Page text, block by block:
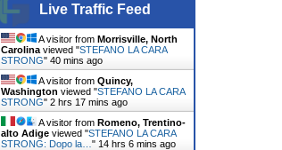
Live Traffic Feed
A visitor from Morrisville, North
Carolina viewed "STEFANO LA CARA
STRONG" 40 mins ago
A visitor from Quincy,
Washington viewed "STEFANO LA CARA
STRONG" 2 hrs 17 mins ago
A visitor from Romeno, Trentino-
alto Adige viewed "STEFANO LA CARA
STRONG: Dopo la… " 14 hrs 6 mins ago